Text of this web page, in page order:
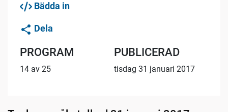
Bädda in
Dela
PROGRAM
14 av 25
PUBLICERAD
tisdag 31 januari 2017